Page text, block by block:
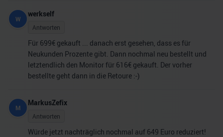
W
werkself
Antworten
Für 699€ gekauft ... danach erst gesehen, dass es für
Neukunden Prozente gibt. Dann nochmal neu bestellt und
letztendlich den Monitor für 616€ gekauft. Der vorher
bestellte geht dann in die Retoure :-)
M
MarkusZefix
Antworten
Würde jetzt nachträglich nochmal auf 649 Euro reduziert!